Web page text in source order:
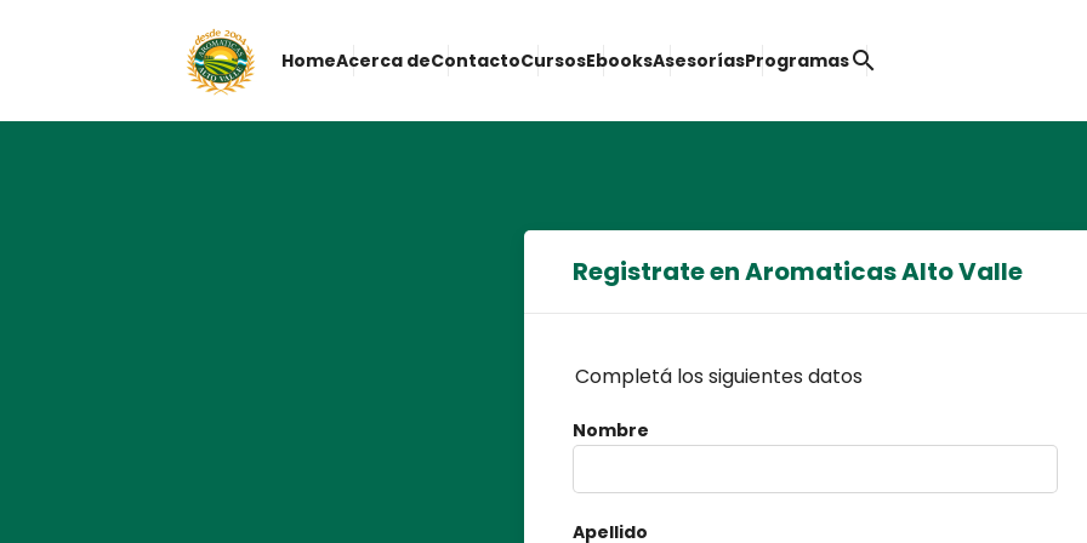
HomeAcerca deContactoCursosEbooksAsesoríasProgramassearch
Registrate en Aromaticas Alto Valle
Completá los siguientes datos
Nombre
Apellido